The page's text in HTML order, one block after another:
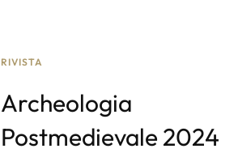
RIVISTA
Archeologia
Postmedievale 2024